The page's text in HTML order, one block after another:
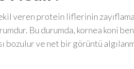
veren protein liflerinin
Bu durumda, kornea koni
bozulur ve net bir görüntü